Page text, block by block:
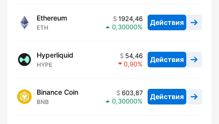
Ethereum
ETH
1924,46
0,30000
Действия
Hyperliquid
HYPE
54,46
0,90
Действия
Binance Coin
BNB
603,87
0,30000
Действия